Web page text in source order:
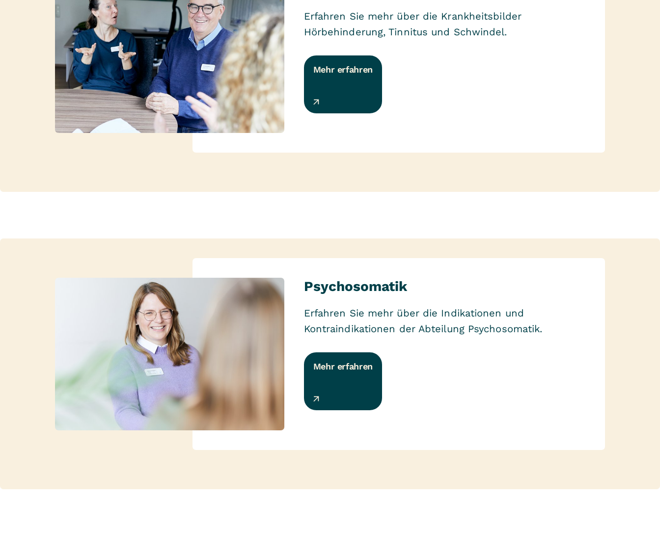
Erfahren Sie mehr über die Krankheitsbilder
Hörbehinderung, Tinnitus und Schwindel.
Mehr erfahren
Psychosomatik
Erfahren Sie mehr über die Indikationen und
Kontraindikationen der Abteilung Psychosomatik.
Mehr erfahren